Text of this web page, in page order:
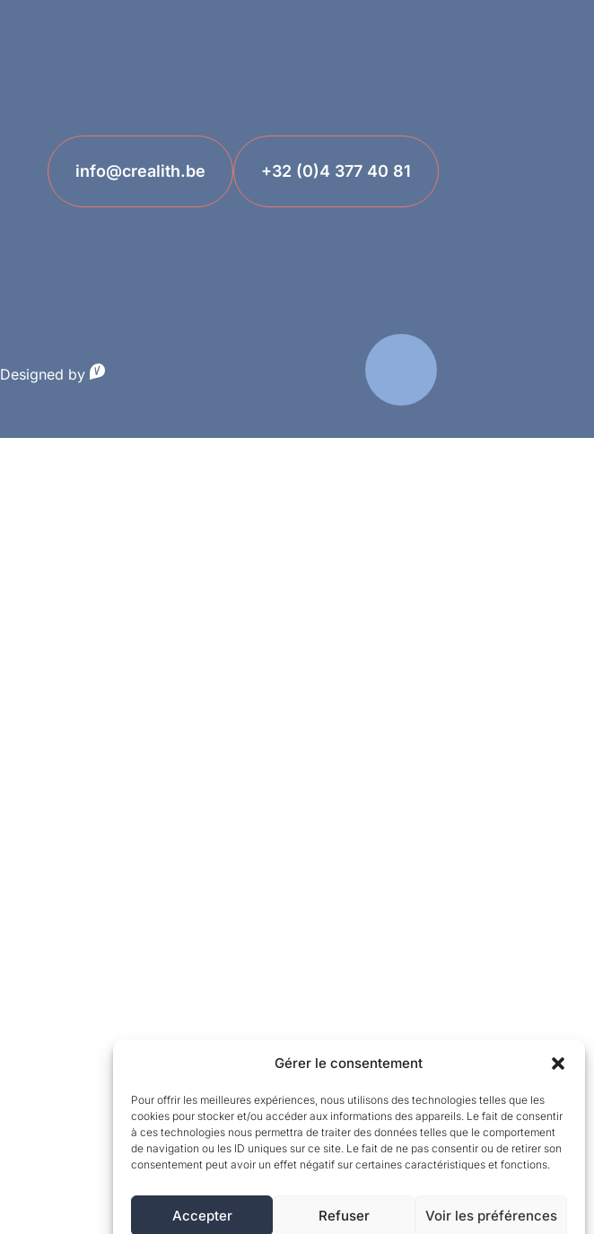
Gérer le consentement
Pour offrir les meilleures expériences, nous utilisons des technologies telles que les
cookies pour stocker et/ou accéder aux informations des appareils. Le fait de consentir
à ces technologies nous permettra de traiter des données telles que le comportement
de navigation ou les ID uniques sur ce site. Le fait de ne pas consentir ou de retirer son
consentement peut avoir un effet négatif sur certaines caractéristiques et fonctions.
Accepter Refuser Voir les préférences
info@crealith.be +32 (0)4 377 40 81
Designed by